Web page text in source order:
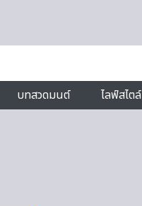
บทสวดมนต์ ไลฟ์สไตล์